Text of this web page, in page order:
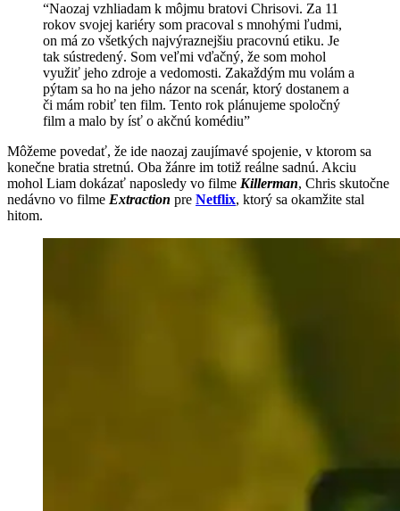
“Naozaj vzhliadam k môjmu bratovi Chrisovi. Za 11
rokov svojej kariéry som pracoval s mnohými ľudmi,
on má zo všetkých najvýraznejšiu pracovnú etiku. Je
tak sústredený. Som veľmi vďačný, že som mohol
využiť jeho zdroje a vedomosti. Zakaždým mu volám a
pýtam sa ho na jeho názor na scenár, ktorý dostanem a
či mám robiť ten film. Tento rok plánujeme spoločný
film a malo by ísť o akčnú komédiu”
Môžeme povedať, že ide naozaj zaujímavé spojenie, v ktorom sa
konečne bratia stretnú. Oba žánre im totiž reálne sadnú. Akciu
mohol Liam dokázať naposledy vo filme Killerman, Chris skutočne
nedávno vo filme Extraction pre Netflix, ktorý sa okamžite stal
hitom.